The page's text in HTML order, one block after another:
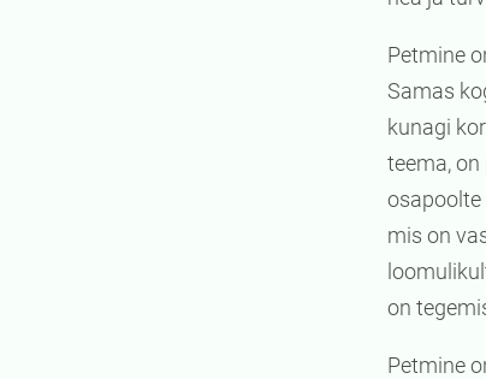
Petmine
Samas
kunagi
teema,
osapoolte
mis on
on
Petmine